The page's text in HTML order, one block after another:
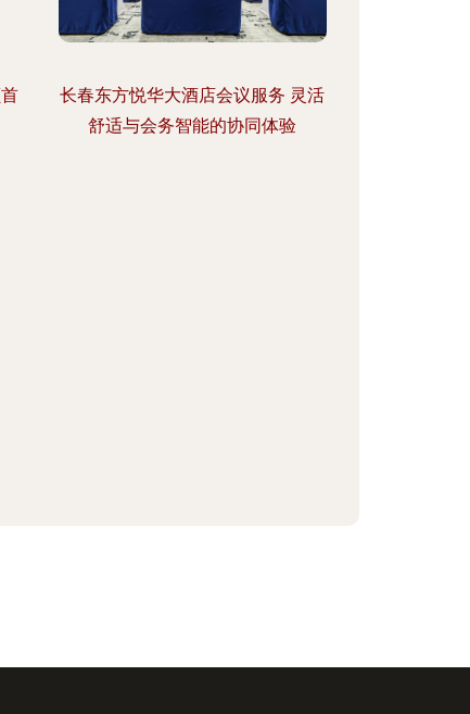
长春东方悦华大酒店会议服务 灵活
舒适与会务智能的协同体验